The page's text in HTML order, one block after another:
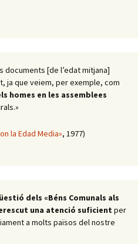
documents [de l’edat mitjana]
ja que veiem, per exemple, com
homes en les assemblees
la Edad Media», 1977)
dels «Béns Comunals als
una atenció suficient per
a molts països del nostre